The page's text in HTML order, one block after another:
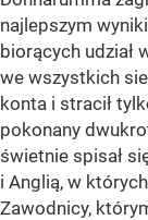
najlepszym
biorących udział
we wszystkich
konta i stracił
pokonany
świetnie spisał
i Anglią, w
Zawodnicy,